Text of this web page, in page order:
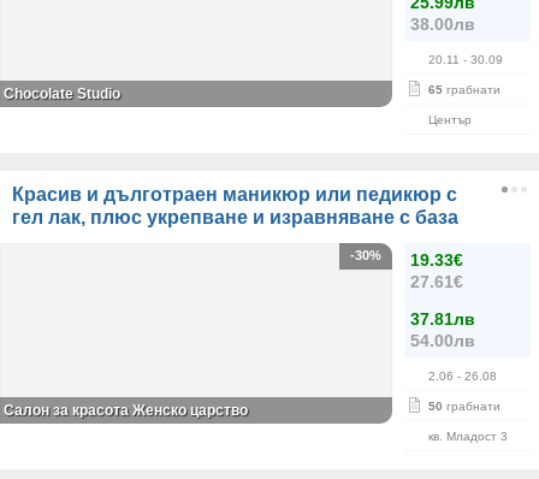
38.00лв
20.11 - 30.09
65 грабнати
Център
Chocolate Studio
Красив и дълготраен маникюр или педикюр с
гел лак, плюс укрепване и изравняване с база
19.33€
27.61€
37.81лв
54.00лв
2.06 - 26.08
50 грабнати
кв. Младост 3
-30%
Салон за красота Женско царство